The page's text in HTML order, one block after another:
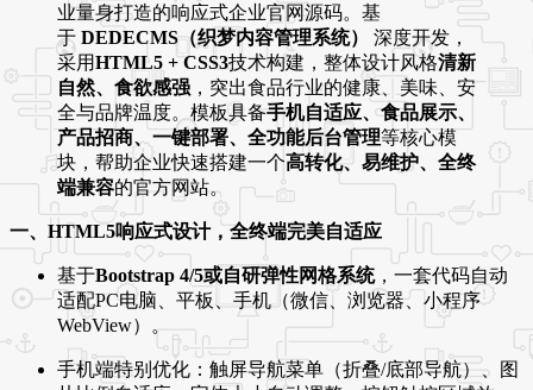
业量身打造的响应式企业官网源码。基
于 DEDECMS（织梦内容管理系统）
深度开发，
采用HTML5 + CSS3技术构建，整体设计风格清新
自然、食欲感强 ，突出食品行业的健康、美味、安
全与品牌温度。模板具备手机自适应、食品展示、
产品招商、一键部署、全功能后台管理等核心模
块，帮助企业快速搭建一个高转化、易维护、全终
端兼容的官方网站。
一、HTML5响应式设计，全终端完美自适应
基于Bootstrap 4/5或自研弹性网格系统，一套代码自动
适配PC电脑、平板、手机（微信、浏览器、小程序
WebView）。
手机端特别优化：触屏导航菜单（折叠/底部导航）、图